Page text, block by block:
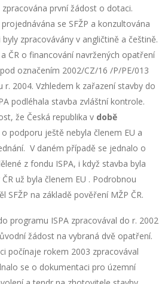
první žádost o dotaci.
se SFŽP a konzultována
zpracovávány v angličtině a češtině.
ČR o financování navržených opatření
označením 2002/CZ/16 /P/PE/013
2004. Vzhledem k zařazení stavby do
podléhala stavba zvláštní kontrole.
že Česká republika v době
o podporu ještě nebyla členem EU a
V daném případě se jednalo o
z fondu ISPA, i když stavba byla
už byla členem EU . Podrobnou
SFŽP na základě pověření MŽP ČR.
programu ISPA zpracovával do r. 2002
žádost na vybraná dvě opatření.
počínaje rokem 2003 zpracovával
se o dokumentaci pro územní